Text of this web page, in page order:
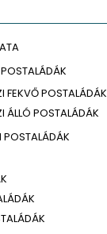
POSTALÁDÁK
FEKVŐ POSTALÁDÁK
ÁLLÓ POSTALÁDÁK
POSTALÁDÁK